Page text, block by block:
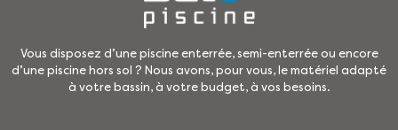
Vous disposez d’une piscine enterrée, semi-enterrée ou encore
d’une piscine hors sol ? Nous avons, pour vous, le matériel adapté
à votre bassin, à votre budget, à vos besoins.